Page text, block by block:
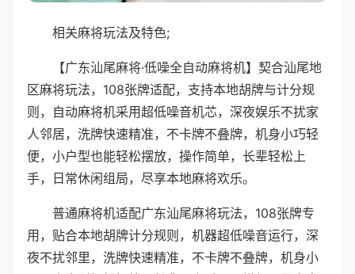
相关麻将玩法及特色;
【广东汕尾麻将·低噪全自动麻将机】契合汕尾地
区麻将玩法，108张牌适配，支持本地胡牌与计分规
则，自动麻将机采用超低噪音机芯，深夜娱乐不扰家
人邻居，洗牌快速精准，不卡牌不叠牌，机身小巧轻
便，小户型也能轻松摆放，操作简单，长辈轻松上
手，日常休闲组局，尽享本地麻将欢乐。
普通麻将机适配广东汕尾麻将玩法，108张牌专
用，贴合本地胡牌计分规则，机器超低噪音运行，深
夜不扰邻里，洗牌快速精准，不卡牌不叠牌，机身小